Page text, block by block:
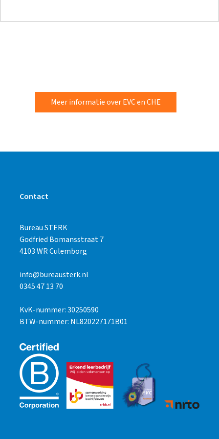
Meer informatie over EVC en CHE
Contact
Bureau STERK
Godfried Bomansstraat 7
4103 WR Culemborg
info@bureausterk.nl
0345 47 13 70
KvK-nummer: 30250590
BTW-nummer: NL820227171B01